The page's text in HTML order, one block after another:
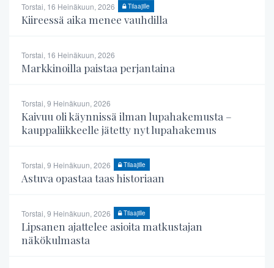
Torstai, 16 Heinäkuun, 2026 Tilaajille
Kiireessä aika menee vauhdilla
Torstai, 16 Heinäkuun, 2026
Markkinoilla paistaa perjantaina
Torstai, 9 Heinäkuun, 2026
Kaivuu oli käynnissä ilman lupahakemusta –
kauppaliikkeelle jätetty nyt lupahakemus
Torstai, 9 Heinäkuun, 2026 Tilaajille
Astuva opastaa taas historiaan
Torstai, 9 Heinäkuun, 2026 Tilaajille
Lipsanen ajattelee asioita matkustajan
näkökulmasta